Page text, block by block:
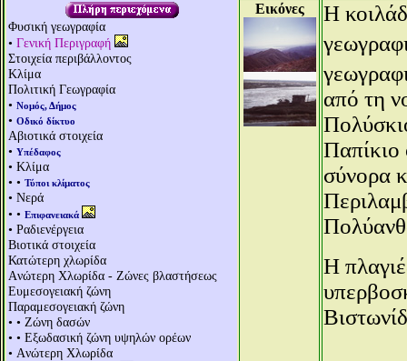
Φυσική γεωγραφία
• Γενική Περιγραφή
Στοιχεία περιβάλλοντος
Κλίμα
Πολιτική Γεωγραφία
• Νομός, Δήμος
• Οδικό δίκτυο
Αβιοτικά στοιχεία
• Υπέδαφος
• Κλίμα
• • Τύποι κλίματος
• Νερά
• • Επιφανειακά
• Ραδιενέργεια
Βιοτικά στοιχεία
Κατώτερη χλωρίδα
Aνώτερη Χλωρίδα - Ζώνες βλαστήσεως
Ευμεσογειακή ζώνη
Παραμεσογειακή ζώνη
• • Ζώνη δασών
• • Εξωδασική ζώνη υψηλών ορέων
• Aνώτερη Χλωρίδα
Εικόνες
Η
από τη
σύνορα
Η